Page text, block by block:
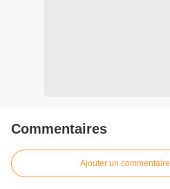
Commentaires
Ajouter un commentaire